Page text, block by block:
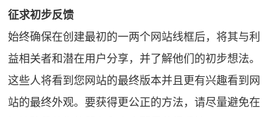
征求初步反馈
始终确保在创建最初的一两个网站线框后，将其与利
益相关者和潜在用户分享，并了解他们的初步想法。
这些人将看到您网站的最终版本并且更有兴趣看到网
站的最终外观。要获得更公正的方法，请尽量避免在